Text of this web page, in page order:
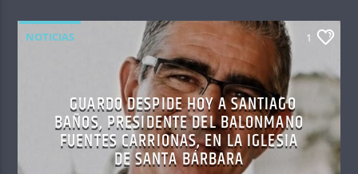
NOTICIAS 1
GUARDO DESPIDE HOY A SANTIAGO
BAÑOS, PRESIDENTE DEL BALONMANO
FUENTES CARRIONAS, EN LA IGLESIA
DE SANTA BÁRBARA